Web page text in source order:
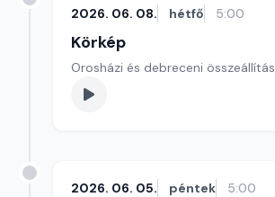
2026. 06. 08. hétfő 5:00
Körkép
Orosházi és debreceni összeállítás
2026. 06. 05. péntek 5:00